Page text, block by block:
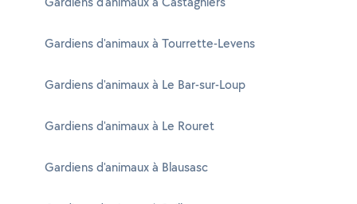
Gardiens d'animaux à Tourrette-Levens
Gardiens d'animaux à Le Bar-sur-Loup
Gardiens d'animaux à Le Rouret
Gardiens d'animaux à Blausasc